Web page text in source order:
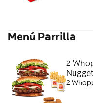
Menú Parrilla
2
2